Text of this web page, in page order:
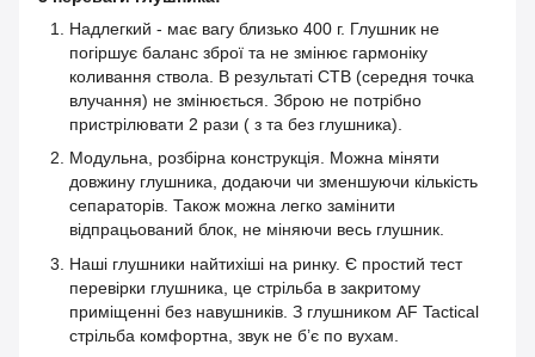
Надлегкий - має вагу близько 400 г. Глушник не
погіршує баланс зброї та не змінює гармоніку
коливання ствола. В результаті СТВ (середня точка
влучання) не змінюється. Зброю не потрібно
пристрілювати 2 рази ( з та без глушника).
Модульна, розбірна конструкція. Можна міняти
довжину глушника, додаючи чи зменшуючи кількість
сепараторів. Також можна легко замінити
відпрацьований блок, не міняючи весь глушник.
Наші глушники найтихіші на ринку. Є простий тест
перевірки глушника, це стрільба в закритому
приміщенні без навушників. З глушником AF Tactical
cтрільба комфортна, звук не б’є по вухам.